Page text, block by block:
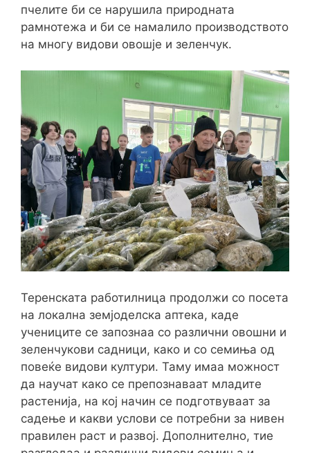
пчелите би се нарушила природната
рамнотежа и би се намалило производството
на многу видови овошје и зеленчук.
Теренската работилница продолжи со посета
на локална земјоделска аптека, каде
учениците се запознаа со различни овошни и
зеленчукови садници, како и со семиња од
повеќе видови култури. Таму имаа можност
да научат како се препознаваат младите
растенија, на кој начин се подготвуваат за
садење и какви услови се потребни за нивен
правилен раст и развој. Дополнително, тие